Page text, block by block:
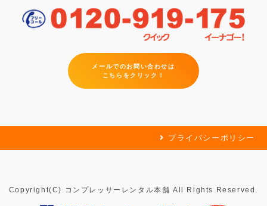
メールでのお問い合わせは
こちらをクリック！
プライバシーポリシー
Copyright(C) コンプレッサーレンタル本舗 All Rights Reserved.